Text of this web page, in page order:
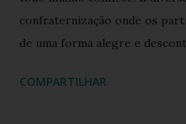
confraternização onde os
de uma forma alegre e
participantes trocam
COMPARTILHAR